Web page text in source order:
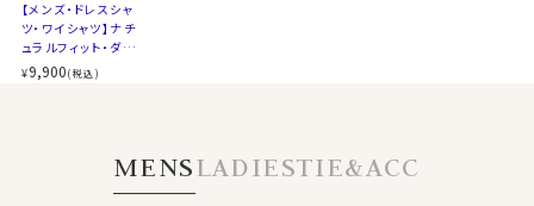
タイドアップはもちろんですが、ビジネスシーンをアンタイ
ド（ノーネクタイ）で、そして上品カジュアルシャツとして
着用するのに非常におすすめの衿型です。
カフス型＝ダブルカフス。
ジャケットの袖口から覗く立体感のあるカフスとカフリン
つきのないシルエット。
着心地を考え、細いだけのシャツとは一線を画したつくり
になっています。
【メンズ・ドレスシャ
ツ・ワイシャツ】ナチ
ュラルフィット・ダブ
ルカフス・プレミアム
コットン・120番手
ッタウェイ・ポケット
¥9,900(税込)
MENSLADIESTIE&ACC